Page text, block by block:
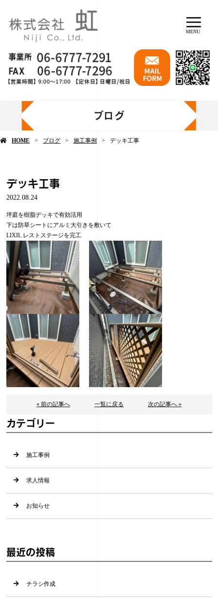
MENU
ブログ
HOME ブログ 施工事例 デッキ工事
デッキ工事
2022.08.24
坪庭を樹脂デッキで有効活用
下は防草シートにアルミ大引きを敷いて
LIXIL レストステージを完工
« 前の記事へ 一覧に戻る 次の記事へ »
カテゴリー
施工事例
求人情報
お知らせ
最近の投稿
チラシ作成